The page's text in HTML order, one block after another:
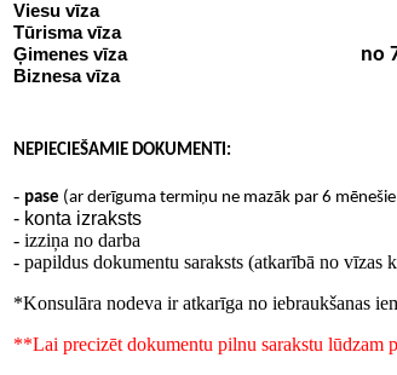
Viesu vīza
Tūrisma vīza
Ģimenes vīza
Biznesa vīza
no
NEPIECIEŠAMIE DOKUMENTI:
- pase (ar derīguma termiņu ne mazāk par 6
- konta izraksts
- izziņa no darba
- papildus dokumentu saraksts (atkarībā no vīzas
*Konsulāra nodeva ir atkarīga no iebraukšanas
**Lai precizēt dokumentu pilnu sarakstu lūdzam